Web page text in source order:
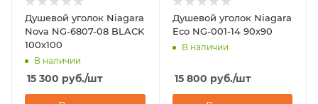
Душевой уголок Niagara
Nova NG-6807-08 BLACK
100х100
В наличии
15 300 руб./шт
Душевой уголок Niagara
Eco NG-001-14 90х90
В наличии
15 800 руб./шт